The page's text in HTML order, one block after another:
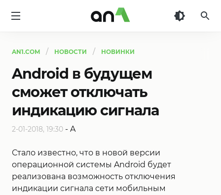
AN1.COM НОВОСТИ НОВИНКИ
Android в будущем
сможет отключать
индикацию сигнала
2-01-2018, 19:30 - A
Стало известно, что в новой версии
операционной системы Android будет
реализована возможность отключения
индикации сигнала сети мобильным